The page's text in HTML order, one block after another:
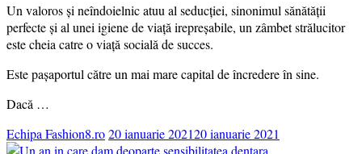
Un valoros și neîndoielnic atuu al seducției, sinonimul sănătății
perfecte și al unei igiene de viață irepreșabile, un zâmbet strălucitor
este cheia catre o viață socială de succes.
Este pașaportul către un mai mare capital de încredere în sine.
Dacă …
Echipa Fashion8.ro20 ianuarie 202120 ianuarie 2021